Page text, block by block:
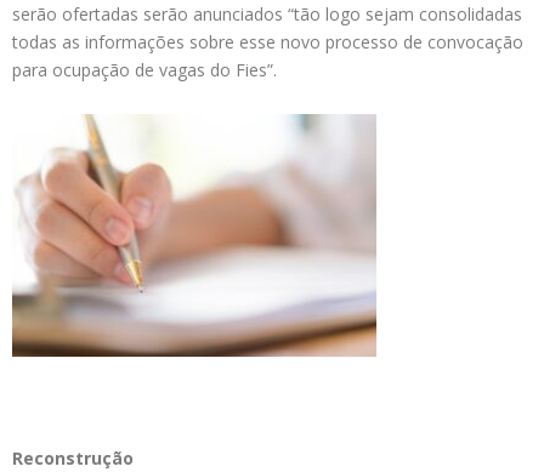
serão ofertadas serão anunciados “tão logo sejam consolidadas
todas as informações sobre esse novo processo de convocação
para ocupação de vagas do Fies”.
Reconstrução